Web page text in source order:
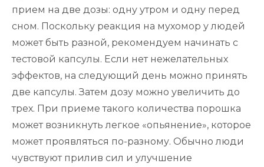
прием на две дозы: одну утром и одну перед
сном. Поскольку реакция на мухомор у людей
может быть разной, рекомендуем начинать с
тестовой капсулы. Если нет нежелательных
эффектов, на следующий день можно принять
две капсулы. Затем дозу можно увеличить до
трех. При приеме такого количества порошка
может возникнуть легкое «опьянение», которое
может проявляться по-разному. Обычно люди
чувствуют прилив сил и улучшение